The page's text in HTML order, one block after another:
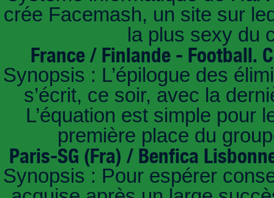
crée Facemash, un site sur
la plus sexy du
France / Finlande - Football.
Synopsis : L’épilogue des
s’écrit, ce soir, avec la
L’équation est simple pour
première place du
Paris-SG (Fra) / Benfica
Synopsis : Pour espérer